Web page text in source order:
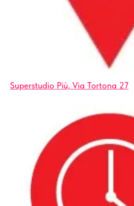
Superstudio Più, Via Tortona 27